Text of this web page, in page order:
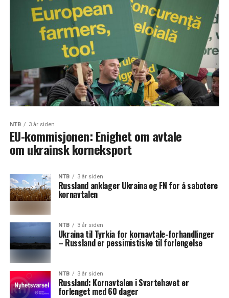
NTB 3 år siden
EU-kommisjonen: Enighet om avtale
om ukrainsk korneksport
NTB 3 år siden
Russland anklager Ukraina og FN for å sabotere
kornavtalen
NTB 3 år siden
Ukraina til Tyrkia for kornavtale-forhandlinger
– Russland er pessimistiske til forlengelse
NTB 3 år siden
Russland: Kornavtalen i Svartehavet er
forlenget med 60 dager